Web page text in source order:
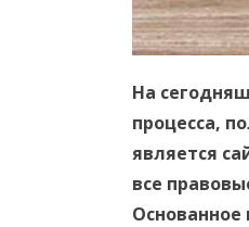
На
процесса,
является
все
Основанное